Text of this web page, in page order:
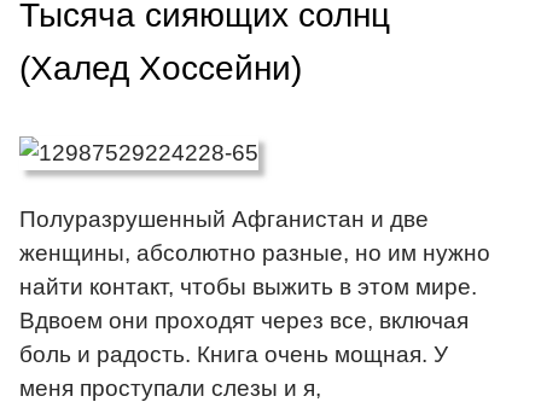
Тысяча сияющих солнц
(Халед Хоссейни)
Полуразрушенный Афганистан и две
женщины, абсолютно разные, но им нужно
найти контакт, чтобы выжить в этом мире.
Вдвоем они проходят через все, включая
боль и радость. Книга очень мощная. У
меня проступали слезы и я,